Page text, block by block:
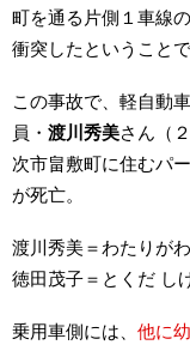
町を通る片側１車線
衝突したということで
この事故で、軽自動
員・ 渡川秀美さん（
次市畠敷町に住むパ
が死亡。
渡川秀美＝わたりが
徳田茂子＝とくだ し
乗用車側には、 他に